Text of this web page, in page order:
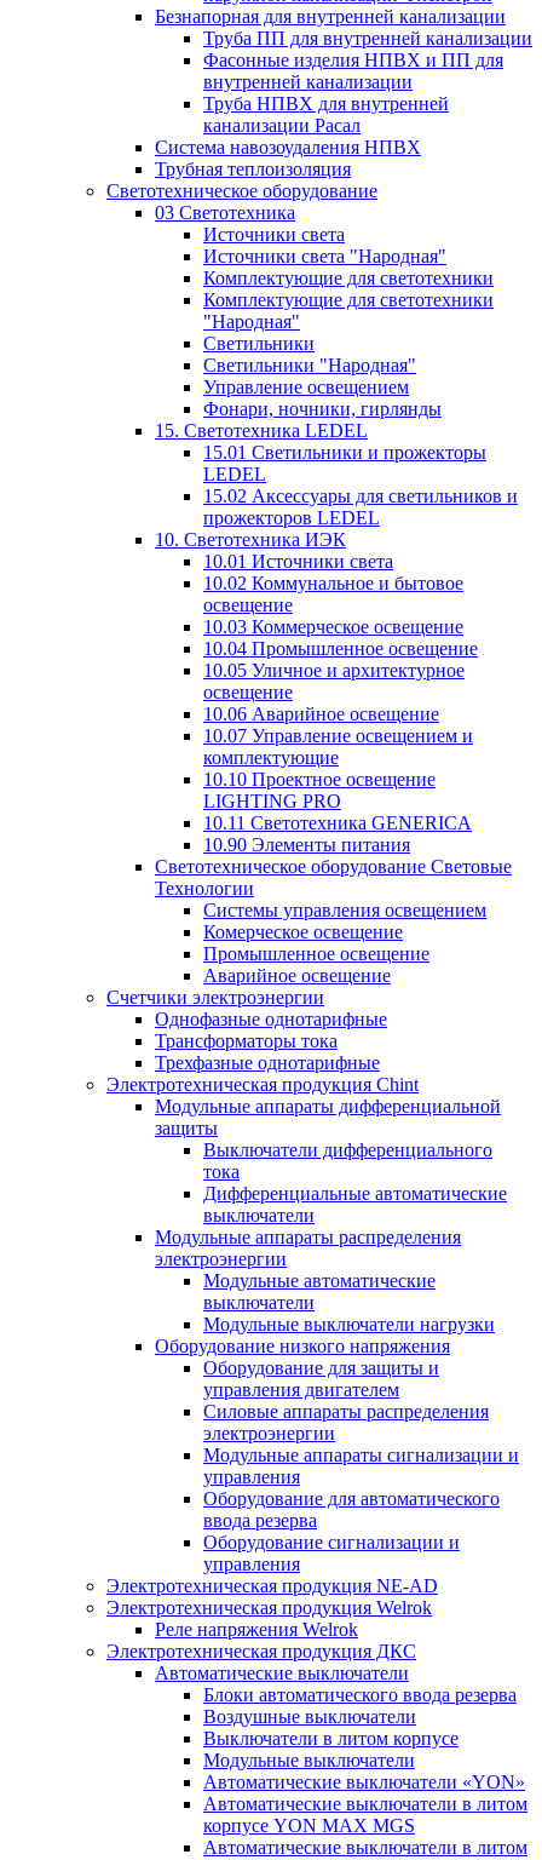
Безнапорная для внутренней канализации
Труба ПП для внутренней канализации
Фасонные изделия НПВХ и ПП для
внутренней канализации
Труба НПВХ для внутренней
канализации Расал
Система навозоудаления НПВХ
Трубная теплоизоляция
Светотехническое оборудование
03 Светотехника
Источники света
Источники света "Народная"
Комплектующие для светотехники
Комплектующие для светотехники
"Народная"
Светильники
Светильники "Народная"
Управление освещением
Фонари, ночники, гирлянды
15. Светотехника LEDEL
15.01 Светильники и прожекторы
LEDEL
15.02 Аксессуары для светильников и
прожекторов LEDEL
10. Светотехника ИЭК
10.01 Источники света
10.02 Коммунальное и бытовое
освещение
10.03 Коммерческое освещение
10.04 Промышленное освещение
10.05 Уличное и архитектурное
освещение
10.06 Аварийное освещение
10.07 Управление освещением и
комплектующие
10.10 Проектное освещение
LIGHTING PRO
10.11 Светотехника GENERICA
10.90 Элементы питания
Светотехническое оборудование Световые
Технологии
Системы управления освещением
Комерческое освещение
Промышленное освещение
Аварийное освещение
Счетчики электроэнергии
Однофазные однотарифные
Трансформаторы тока
Трехфазные однотарифные
Электротехническая продукция Chint
Модульные аппараты дифференциальной
защиты
Выключатели дифференциального
тока
Дифференциальные автоматические
выключатели
Модульные аппараты распределения
электроэнергии
Модульные автоматические
выключатели
Модульные выключатели нагрузки
Оборудование низкого напряжения
Оборудование для защиты и
управления двигателем
Силовые аппараты распределения
электроэнергии
Модульные аппараты сигнализации и
управления
Оборудование для автоматического
ввода резерва
Оборудование сигнализации и
управления
Электротехническая продукция NE-AD
Электротехническая продукция Welrok
Реле напряжения Welrok
Электротехническая продукция ДКС
Автоматические выключатели
Блоки автоматического ввода резерва
Воздушные выключатели
Выключатели в литом корпусе
Модульные выключатели
Автоматические выключатели «YON»
Автоматические выключатели в литом
корпусе YON MAX MGS
Автоматические выключатели в литом